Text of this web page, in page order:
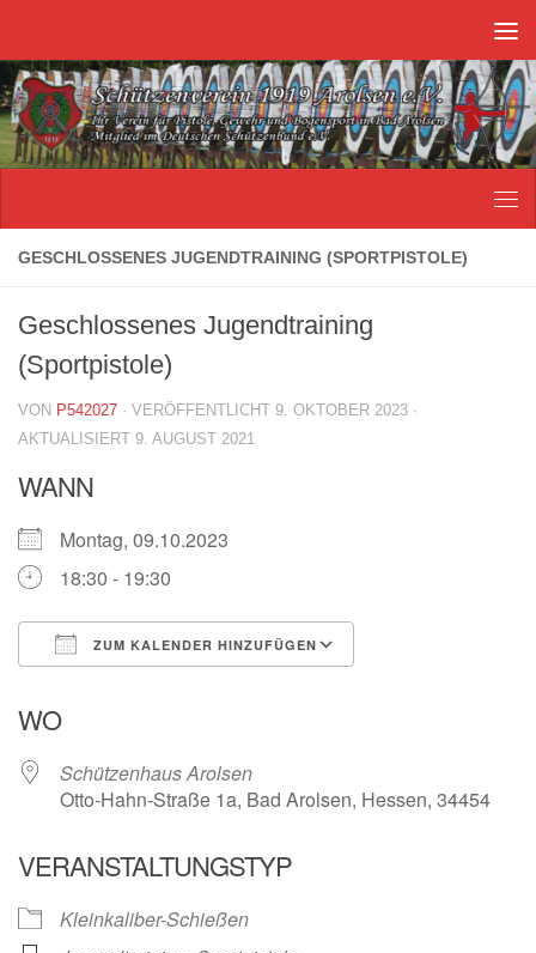
GESCHLOSSENES JUGENDTRAINING (SPORTPISTOLE)
Geschlossenes Jugendtraining
(Sportpistole)
VON P542027 · VERÖFFENTLICHT 9. OKTOBER 2023 ·
AKTUALISIERT 9. AUGUST 2021
WANN
Montag, 09.10.2023
18:30 - 19:30
ZUM KALENDER HINZUFÜGEN
WO
Schützenhaus Arolsen
Otto-Hahn-Straße 1a, Bad Arolsen, Hessen, 34454
VERANSTALTUNGSTYP
Kleinkaliber-Schießen